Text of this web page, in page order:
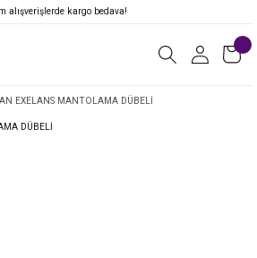
alışverişlerde kargo bedava!
EXELANS MANTOLAMA DÜBELİ